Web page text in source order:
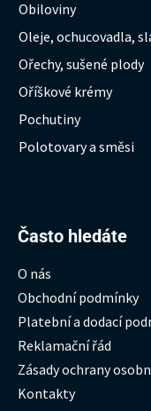
Obiloviny
Oleje, ochucovadla,
Ořechy, sušené plody
Oříškové krémy
Pochutiny
Polotovary a směsi
Často hledáte
O nás
Obchodní podmínky
Platební a dodací
Reklamační řád
Zásady ochrany
Kontakty
Hledat: